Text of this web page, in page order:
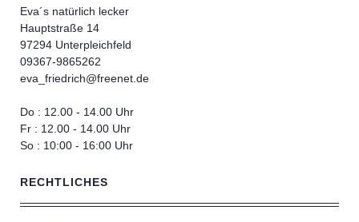
Eva´s natürlich lecker
Hauptstraße 14
97294 Unterpleichfeld
09367-9865262
eva_friedrich@freenet.de
Do : 12.00 - 14.00 Uhr
Fr : 12.00 - 14.00 Uhr
So : 10:00 - 16:00 Uhr
RECHTLICHES